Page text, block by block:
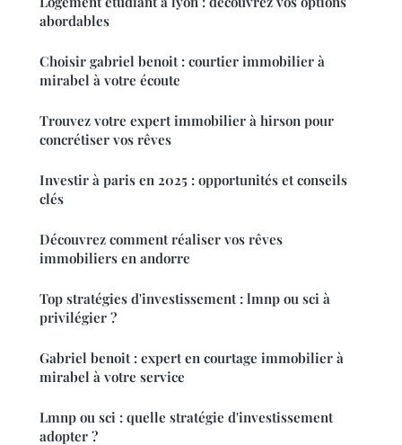
abordables
Choisir gabriel benoit : courtier immobilier à
mirabel à votre écoute
Trouvez votre expert immobilier à hirson pour
concrétiser vos rêves
Investir à paris en 2025 : opportunités et conseils
clés
Découvrez comment réaliser vos rêves
immobiliers en andorre
Top stratégies d'investissement : lmnp ou sci à
privilégier ?
Gabriel benoit : expert en courtage immobilier à
mirabel à votre service
Lmnp ou sci : quelle stratégie d'investissement
adopter ?